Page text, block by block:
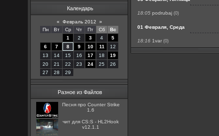
Календарь
« Февраль 2012
»
Пн
Вт Ср Чт Пт Сб
Вс
1
2 3 4
5
6
7 8 9 10 11
12
13
14 15 16 17 18
19
20
21 22 23 24 25
26
27
28 29
Разное из Файлов
Песня про Counter Strike
1.6
чит для CS:S - HL2Hook
v12.1.1
18:05 podrubaj (0)
01 Февраля, Среда
18:16 1var (0)